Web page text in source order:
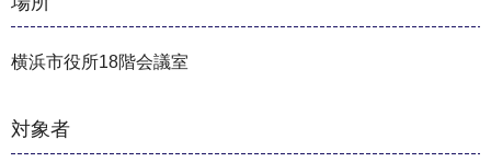
横浜市役所18階会議室
対象者